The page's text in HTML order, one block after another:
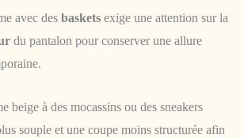
avec des baskets exige une attention sur la
du pantalon pour conserver une allure
beige à des mocassins ou des sneakers
souple et une coupe moins structurée afin